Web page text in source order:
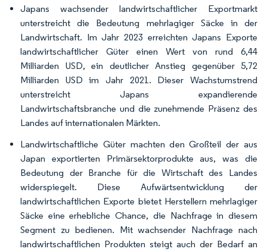
Japans wachsender landwirtschaftlicher Exportmarkt
unterstreicht die Bedeutung mehrlagiger Säcke in der
Landwirtschaft. Im Jahr 2023 erreichten Japans Exporte
landwirtschaftlicher Güter einen Wert von rund 6,44
Milliarden USD, ein deutlicher Anstieg gegenüber 5,72
Milliarden USD im Jahr 2021. Dieser Wachstumstrend
unterstreicht Japans expandierende
Landwirtschaftsbranche und die zunehmende Präsenz des
Landes auf internationalen Märkten.
Landwirtschaftliche Güter machten den Großteil der aus
Japan exportierten Primärsektorprodukte aus, was die
Bedeutung der Branche für die Wirtschaft des Landes
widerspiegelt. Diese Aufwärtsentwicklung der
landwirtschaftlichen Exporte bietet Herstellern mehrlagiger
Säcke eine erhebliche Chance, die Nachfrage in diesem
Segment zu bedienen. Mit wachsender Nachfrage nach
landwirtschaftlichen Produkten steigt auch der Bedarf an